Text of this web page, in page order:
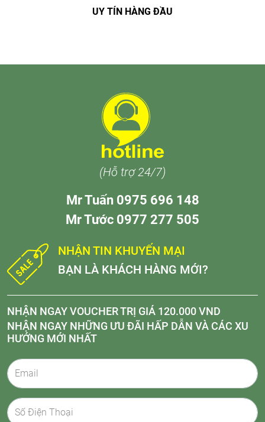
UY TÍN HÀNG ĐẦU
(Hỗ trợ 24/7)
Mr Tuấn 0975 696 148
Mr Tước 0977 277 505
NHẬN TIN KHUYẾN MẠI
BẠN LÀ KHÁCH HÀNG MỚI?
NHẬN NGAY VOUCHER TRỊ GIÁ 120.000 VND
NHẬN NGAY NHỮNG ƯU ĐÃI HẤP DẪN VÀ CÁC XU
HƯỚNG MỚI NHẤT